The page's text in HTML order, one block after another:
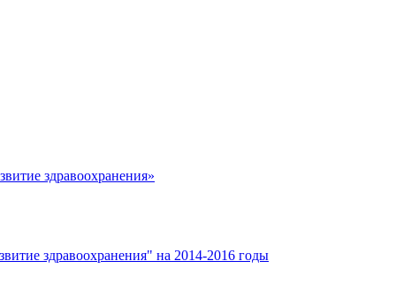
здравоохранения»
здравоохранения" на 2014-2016 годы